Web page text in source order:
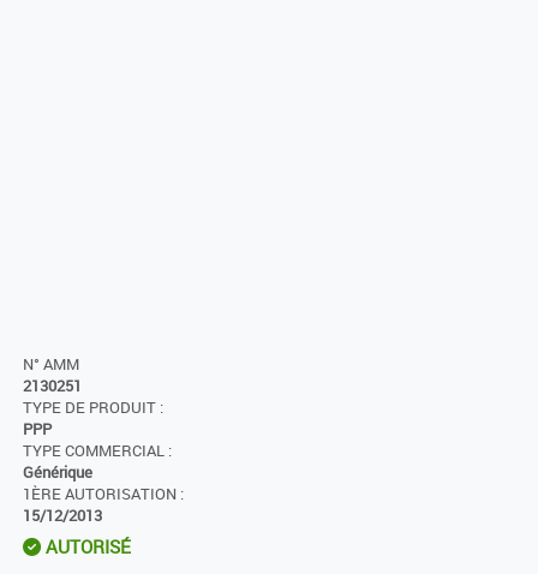
N° AMM
2130251
TYPE DE PRODUIT :
PPP
TYPE COMMERCIAL :
Générique
1ÈRE AUTORISATION :
15/12/2013
AUTORISÉ